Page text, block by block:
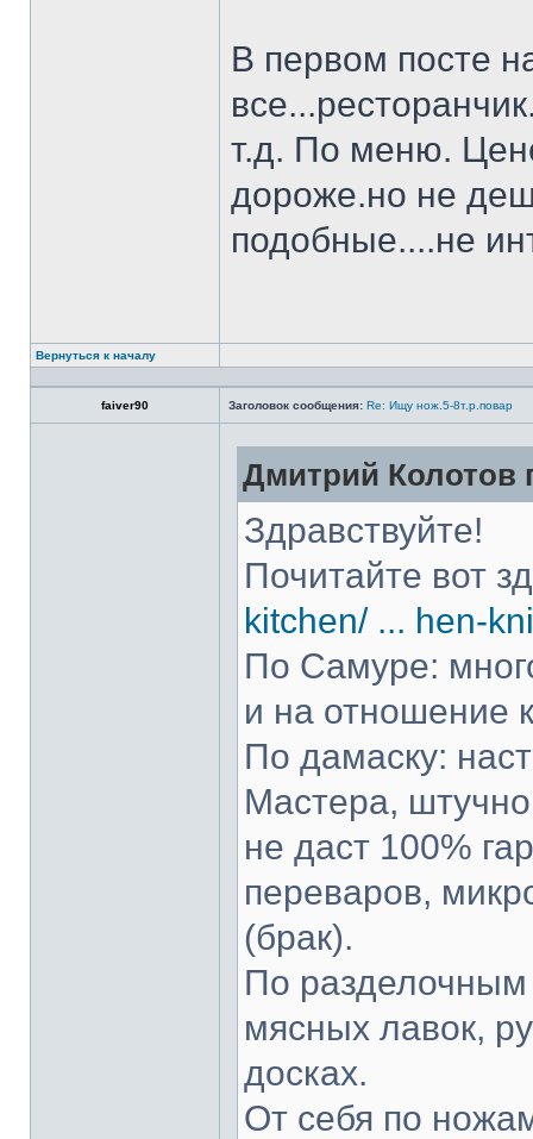
В первом посте
т.д. По меню.
дороже.но не
подобные....не
Вернуться к началу
faiver90 Заголовок сообщения: Re: Ищу нож.5-8т.р.повар
Дмитрий Колотов
Здравствуйте!
Почитайте вот
kitchen/ ... hen-
По Самуре:
и на отношение
По дамаску:
Мастера,
не даст 100%
переваров,
(брак).
По разделочным
мясных лавок,
досках.
От себя по